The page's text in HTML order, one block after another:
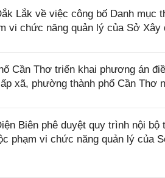
Lắk về việc công bố Danh mục
vi chức năng quản lý của Sở Xây
Cần Thơ triển khai phương án
xã, phường thành phố Cần Thơ
Biên phê duyệt quy trình nội bộ
phạm vi chức năng quản lý của